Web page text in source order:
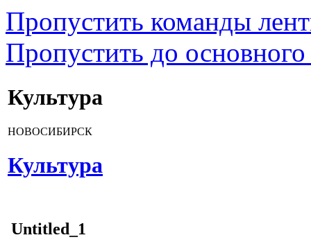
Пропустить команды
Пропустить до основного
Культура
НОВОСИБИРСК
Культура
Untitled_1